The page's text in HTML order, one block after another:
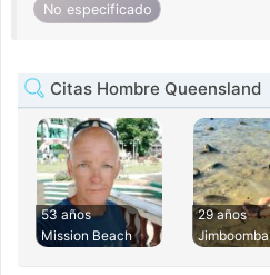
No especificado
Citas Hombre Queensland
53 años
Mission Beach
29 años
Jimboomba